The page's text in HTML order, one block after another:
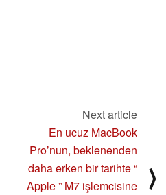
Next article
En ucuz MacBook
Pro’nun, beklenenden
daha erken bir tarihte “
Apple ” M7 işlemcisine
⟩